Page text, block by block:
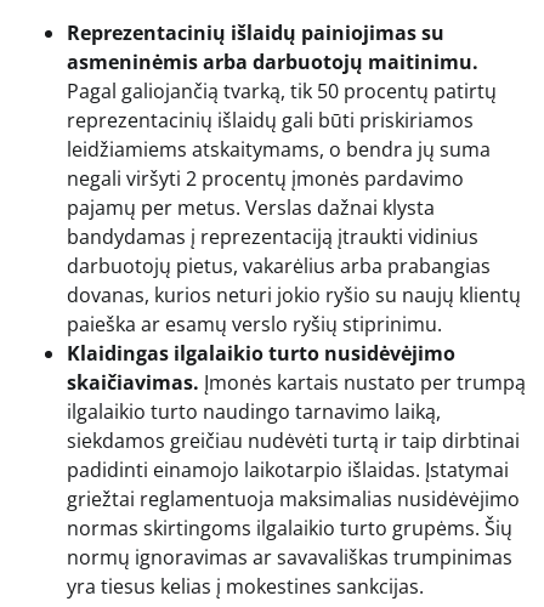
Reprezentacinių išlaidų painiojimas su
asmeninėmis arba darbuotojų maitinimu.
Pagal galiojančią tvarką, tik 50 procentų patirtų
reprezentacinių išlaidų gali būti priskiriamos
leidžiamiems atskaitymams, o bendra jų suma
negali viršyti 2 procentų įmonės pardavimo
pajamų per metus. Verslas dažnai klysta
bandydamas į reprezentaciją įtraukti vidinius
darbuotojų pietus, vakarėlius arba prabangias
dovanas, kurios neturi jokio ryšio su naujų klientų
paieška ar esamų verslo ryšių stiprinimu.
Klaidingas ilgalaikio turto nusidėvėjimo
skaičiavimas. Įmonės kartais nustato per trumpą
ilgalaikio turto naudingo tarnavimo laiką,
siekdamos greičiau nudėvėti turtą ir taip dirbtinai
padidinti einamojo laikotarpio išlaidas. Įstatymai
griežtai reglamentuoja maksimalias nusidėvėjimo
normas skirtingoms ilgalaikio turto grupėms. Šių
normų ignoravimas ar savavališkas trumpinimas
yra tiesus kelias į mokestines sankcijas.